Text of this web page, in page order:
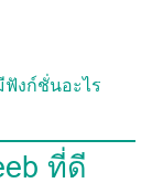
ฟังก์ชั่นอะไร
ที่ดี